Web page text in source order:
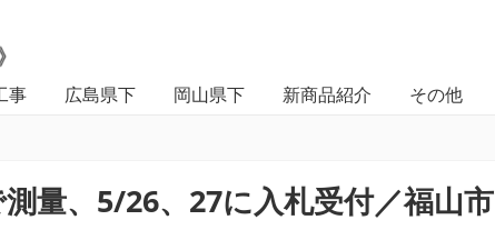
事 広島県下 岡山県下 新商品紹介 その他
量、5/26、27に入札受付／福山市